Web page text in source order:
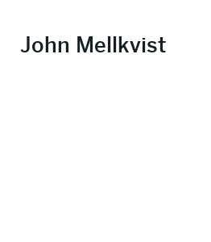
John Mellkvist